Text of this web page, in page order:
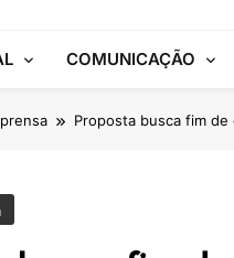
Nacional
COMUNICAÇÃO
Proposta busca fim